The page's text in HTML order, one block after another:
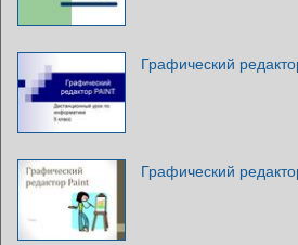
Графический
Графический